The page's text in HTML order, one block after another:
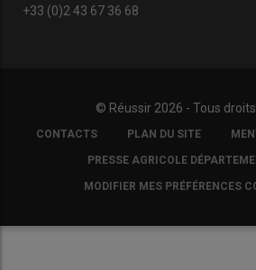
+33 (0)2 43 67 36 68
© Réussir 2026 - Tous
FOOTER
COPYRIGHT
CONTACTS PLAN DU SITE
PRESSE AGRICOLE
MODIFIER MES PRÉFÉRENCES